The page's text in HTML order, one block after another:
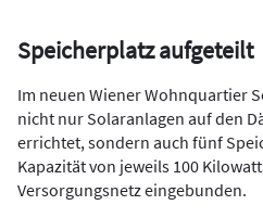
Speicherplatz aufgeteilt
Im neuen Wiener Wohnquartier
nicht nur Solaranlagen auf den
errichtet, sondern auch fünf
Kapazität von jeweils 100
Versorgungsnetz eingebunden.